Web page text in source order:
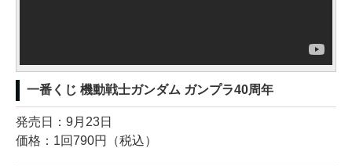
一番くじ 機動戦士ガンダム ガンプラ40周年
発売日：9月23日
価格：1回790円（税込）